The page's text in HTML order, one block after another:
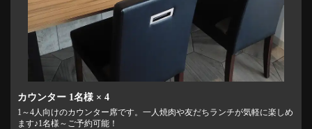
カウンター 1名様 × 4
1～4人向けのカウンター席です。一人焼肉や友だちランチが気軽に楽しめ
ます♪1名様～ご予約可能！